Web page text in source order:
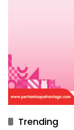
Trending